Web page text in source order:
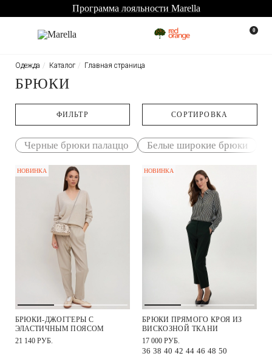
Программа лояльности Marella
0
Главная страница
Каталог
Одежда
БРЮКИ
ФИЛЬТР CОРТИРОВКА
Черные брюки палаццо Белые широкие брюки
НОВИНКА
БРЮКИ-ДЖОГГЕРЫ С
ЭЛАСТИЧНЫМ ПОЯСОМ
21 140 РУБ.
НОВИНКА
БРЮКИ ПРЯМОГО КРОЯ ИЗ
ВИСКОЗНОЙ ТКАНИ
17 000 РУБ.
36 38 40 42 44 46 48 50